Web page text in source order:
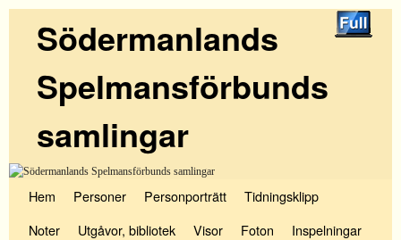
Södermanlands
Spelmansförbunds
samlingar
Hem Personer Personporträtt
Tidningsklipp
Noter
Utgåvor, bibliotek Visor Foton
Inspelningar